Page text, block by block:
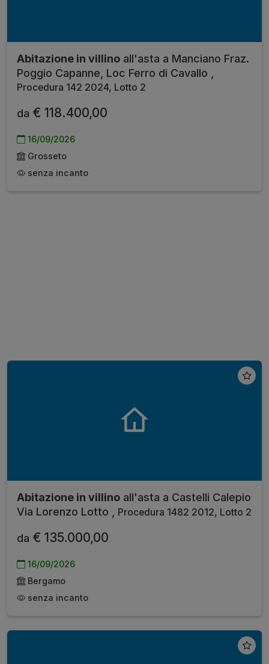
Abitazione in villino all'asta a Manciano Fraz.
Poggio Capanne, Loc Ferro di Cavallo ,
Procedura 142 2024, Lotto 2
da € 118.400,00
16/09/2026
Grosseto
senza incanto
Abitazione in villino all'asta a Castelli Calepio
Via Lorenzo Lotto ,
Procedura 1482 2012, Lotto 2
da € 135.000,00
16/09/2026
Bergamo
senza incanto